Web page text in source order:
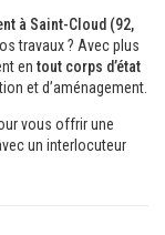
à Saint-Cloud (92,
travaux ? Avec plus
en tout corps d’état
et d’aménagement.
vous offrir une
un interlocuteur